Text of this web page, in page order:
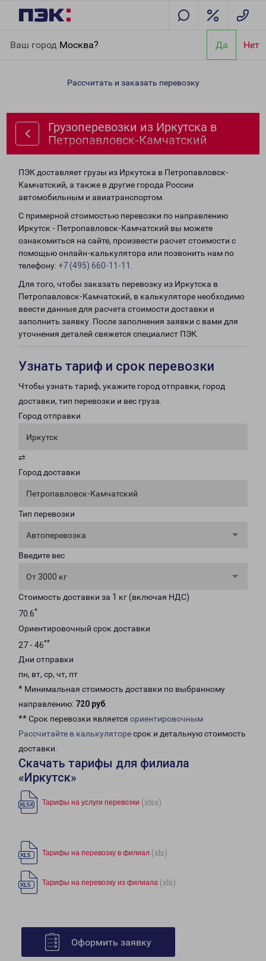
Ваш город Москва? Да Нет
Петропавловск-Камчатский
Рассчитать и заказать перевозку
Грузоперевозки из Иркутска в
Петропавловск-Камчатский
ПЭК доставляет грузы из Иркутска в Петропавловск-
Камчатский, а также в другие города России
автомобильным и авиатранспортом.
С примерной стоимостью перевозки по направлению
Иркутск - Петропавловск-Камчатский вы можете
ознакомиться на сайте, произвести расчет стоимости с
помощью онлайн-калькулятора или позвонить нам по
телефону: +7 (495) 660-11-11
Для того, чтобы заказать перевозку из Иркутска в
Петропавловск-Камчатский, в калькуляторе необходимо
ввести данные для расчета стоимости доставки и
заполнить заявку. После заполнения заявки с вами для
уточнения деталей свяжется специалист ПЭК.
Узнать тариф и срок перевозки
Чтобы узнать тариф, укажите город отправки, город
доставки, тип перевозки и вес груза.
Город отправки
Иркутск
⇄
Город доставки
Петропавловск-Камчатский
Тип перевозки
Автоперевозка
Введите вес
От 3000 кг
Стоимость доставки за 1 кг (включая НДС)
70.6*
Ориентировочный срок доставки
27 - 46**
Дни отправки
пн, вт, ср, чт, пт
* Минимальная стоимость доставки по выбранному
направлению: 720 руб.
** Срок перевозки является ориентировочным
Рассчитайте в калькуляторесрок и детальную стоимость
доставки.
Скачать тарифы для филиала
«Иркутск»
Тарифы на услуги перевозки (xlsx)
Тарифы на перевозку в филиал (xls)
Тарифы на перевозку из филиала (xls)
Оформить заявку